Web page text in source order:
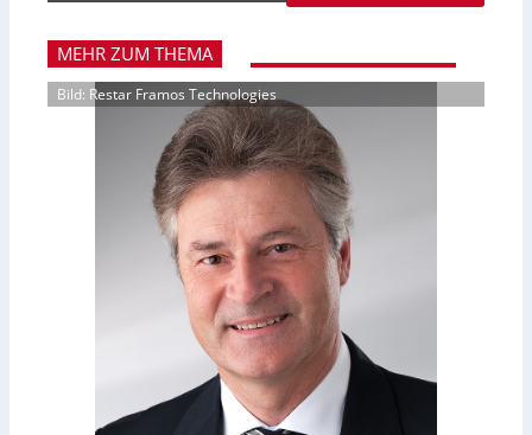
MEHR ZUM THEMA
Bild: Restar Framos Technologies